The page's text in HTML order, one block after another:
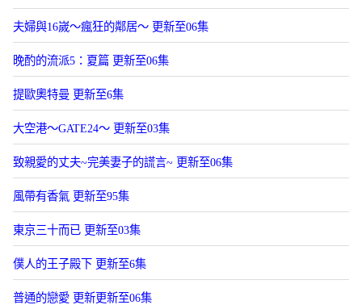
夫婦與16嵗～瘋狂的鄰居～ 更新至06集
晚酌的流派5：夏篇 更新至06集
提歐奧特曼 更新至6集
大空港～GATE24～ 更新至03集
致親愛的丈夫~完美妻子的謊言~ 更新至06集
風帶有香氣 更新至95集
東京三十而已 更新至03集
僕人的王子殿下 更新至6集
普通的戀愛 更新更新至06集